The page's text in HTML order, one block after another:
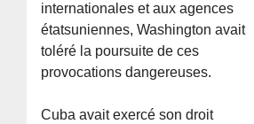
internationales et aux agences
étatsuniennes, Washington avait
toléré la poursuite de ces
provocations dangereuses.
Cuba avait exercé son droit